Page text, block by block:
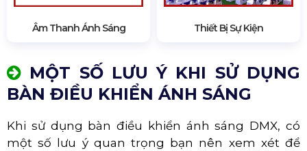
Âm Thanh Ánh Sáng Thiết Bị Sự Kiện
MỘT SỐ LƯU Ý KHI SỬ DỤNG
BÀN ĐIỀU KHIỂN ÁNH SÁNG
Khi sử dụng bàn điều khiển ánh sáng DMX, có
một số lưu ý quan trọng bạn nên xem xét để